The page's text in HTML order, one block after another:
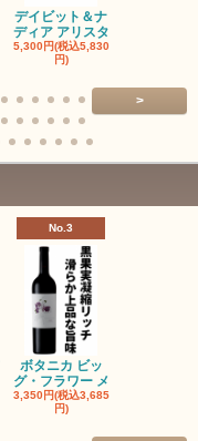
デイビット＆ナ
ディア アリスタ
5,300円(税込5,830
円)
>
No.3
ボタニカ ビッ
グ・フラワー メ
3,350円(税込3,685
円)